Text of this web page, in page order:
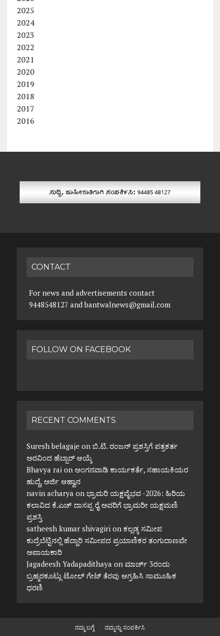
2025
2024
2023
2022
2021
2020
2019
2018
2017
2016
CONTACT
For news and advertisements contact
9448548127 and bantwalnews@gmail.com
FOLLOW ON FACEBOOK
RECENT COMMENTS
Suresh belagaje on ಬಿ.ಟಿ. ರಂಜನ್ ಪ್ರಶಸ್ತಿಗೆ ಪತ್ರಕರ್ತ
ಅರವಿಂದ ಹೆಬ್ಬಾರ್ ಆಯ್ಕೆ
Bhavya raion ಅಂಗನವಾಡಿ ಕಾರ್ಯಕರ್ತೆ, ಸಹಾಯಕಿಯರ
ಹುದ್ದೆ, ಅರ್ಜಿ ಆಹ್ವಾನ
navin acharya on ಭ್ರಾಮರಿ ಯಕ್ಷವೈಭವ -2026: ಹಿರಿಯ
ಕಲಾವಿದ ಕೆ.ಎಚ್ ದಾಸಪ್ಪ ರೈ ಅವರಿಗೆ ಭ್ರಾಮರೀ ಯಕ್ಷಮಣಿ
ಪ್ರಶಸ್ತಿ
satheesh kumar shivagirion ಕಲ್ಲಡ್ಕ ಸಮೀಪ
ಕುದ್ರೆಬೆಟ್ಟಿನಲ್ಲಿ ಹೆದ್ದಾರಿ ಸಮೀಪದ ಪ್ರಯಾಣಿಕರ ತಂಗುದಾಣವೇ
ಅಪಾಯಕಾರಿ
Jagadeesh Yadapadithaya on ಮಾರ್ಚ್ 3ರಂದು
ಬ್ರಹ್ಮರಕೂಟ್ಲು ಟೋಲ್ ಗೇಟ್ ತೆರವು ಆಗ್ರಹಿಸಿ ಸಾಮೂಹಿಕ
ಧರಣಿ
ನಮ್ಮ ಬಗ್ಗೆ ನಮ್ಮನ್ನು ಸಂಪರ್ಕಿಸಿ